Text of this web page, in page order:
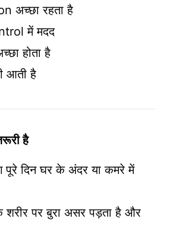
अच्छा रहता है
में मदद
होता है
आती है
है
दिन घर के अंदर या कमरे में
पर बुरा असर पड़ता है और